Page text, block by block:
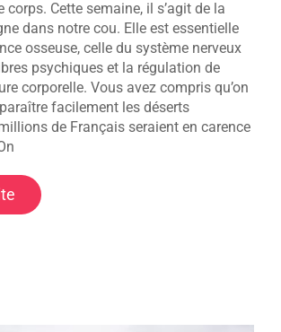
corps. Cette semaine, il s’agit de la
dans notre cou. Elle est essentielle
osseuse, celle du système nerveux
psychiques et la régulation de
corporelle. Vous avez compris qu’on
facilement les déserts
de Français seraient en carence